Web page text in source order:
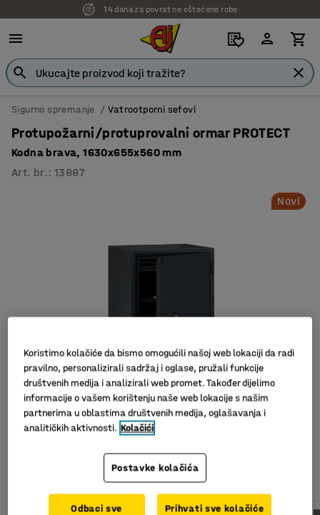
14 dana za povrat ne oštećene robe
Sigurno spremanje Vatrootporni sefovi
Protupožarni/protuprovalni ormar PROTECT
Kodna brava, 1630x655x560 mm
Art. br. :13887
Novi
Koristimo kolačiće da bismo omogućili našoj web lokaciji da radi
pravilno, personalizirali sadržaj i oglase, pružali funkcije
društvenih medija i analizirali web promet. Također dijelimo
informacije o vašem korištenju naše web lokacije s našim
partnerima u oblastima društvenih medija, oglašavanja i
analitičkih aktivnosti. Kolačići
Postavke kolačića
Odbaci sve Prihvati sve kolačiće